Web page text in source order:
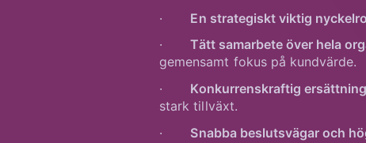
· En strategiskt viktig
·Tätt samarbete över hela
gemensamt fokus på kundvärde.
· Konkurrenskraftig
stark tillväxt.
· Snabba beslutsvägar och